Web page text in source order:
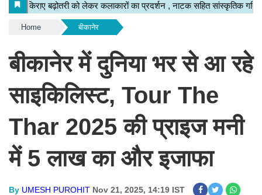
Home बीकानेर
बीकानेर में दुनिया भर से आ रहे
साइकिलिस्ट, Tour The
Thar 2025 की प्राइज मनी
में 5 लाख का और इजाफा
By UMESH PUROHIT Nov 21, 2025, 14:19 IST